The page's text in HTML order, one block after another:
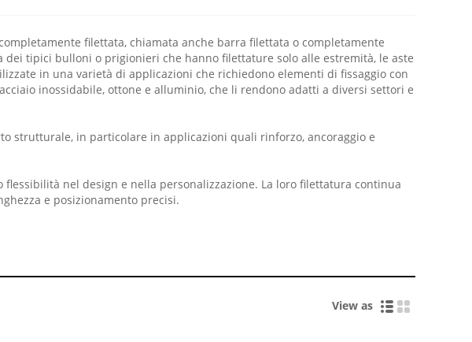
filettata, chiamata anche barra filettata o completamente
tipici bulloni o prigionieri che hanno filettature solo alle estremità, le aste
in una varietà di applicazioni che richiedono elementi di fissaggio con
inossidabile, ottone e alluminio, che li rendono adatti a diversi settori e
strutturale, in particolare in applicazioni quali rinforzo, ancoraggio e
nel design e nella personalizzazione. La loro filettatura continua
e posizionamento precisi.
View as